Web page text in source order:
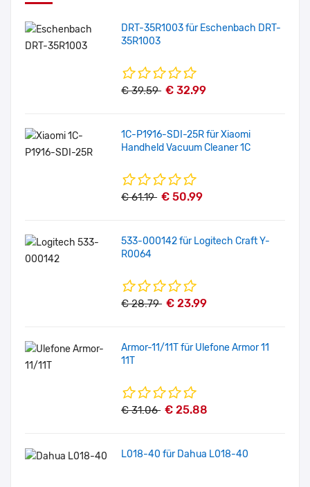
DRT-35R1003 für Eschenbach DRT-
35R1003
€ 39.59 € 32.99
1C-P1916-SDI-25R für Xiaomi
Handheld Vacuum Cleaner 1C
€ 61.19 € 50.99
533-000142 für Logitech Craft Y-
R0064
€ 28.79 € 23.99
Armor-11/11T für Ulefone Armor 11
11T
€ 31.06 € 25.88
L018-40 für Dahua L018-40